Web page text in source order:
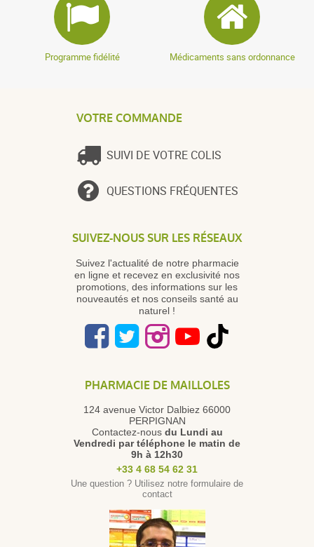
Programme fidélité Médicaments sans ordonnance
VOTRE COMMANDE
SUIVI DE VOTRE COLIS
QUESTIONS FRÉQUENTES
SUIVEZ-NOUS SUR LES RÉSEAUX
Suivez l'actualité de notre pharmacie
en ligne et recevez en exclusivité nos
promotions, des informations sur les
nouveautés et nos conseils santé au
naturel !
PHARMACIE DE MAILLOLES
124 avenue Victor Dalbiez 66000
PERPIGNAN
Contactez-nous du Lundi au
Vendredi par téléphone le matin de
9h à 12h30
+33 4 68 54 62 31
Une question ? Utilisez notre formulaire de
contact